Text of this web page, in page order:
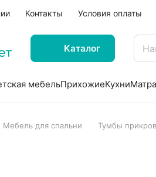
Контакты Условия оплаты
Каталог
мебельПрихожиеКухни
Мебель для спальни Тумбы